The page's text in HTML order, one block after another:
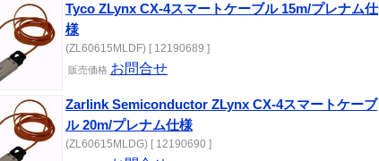
Tyco ZLynx CX-4スマートケーブル 15m/プレナム仕
様
(ZL60615MLDF) [ 12190689 ]
販売価格 お問合せ
Zarlink Semiconductor ZLynx CX-4スマートケーブ
ル 20m/プレナム仕様
(ZL60615MLDG) [ 12190690 ]